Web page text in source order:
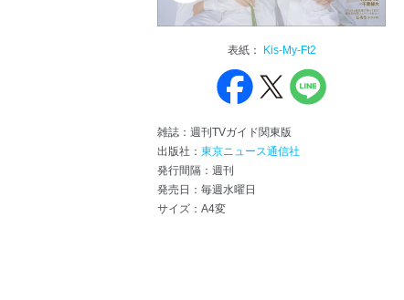
表紙： Kis-My-Ft2
雑誌：週刊TVガイド関東版
出版社： 東京ニュース通信社
発行間隔：週刊
発売日：毎週水曜日
サイズ：A4変